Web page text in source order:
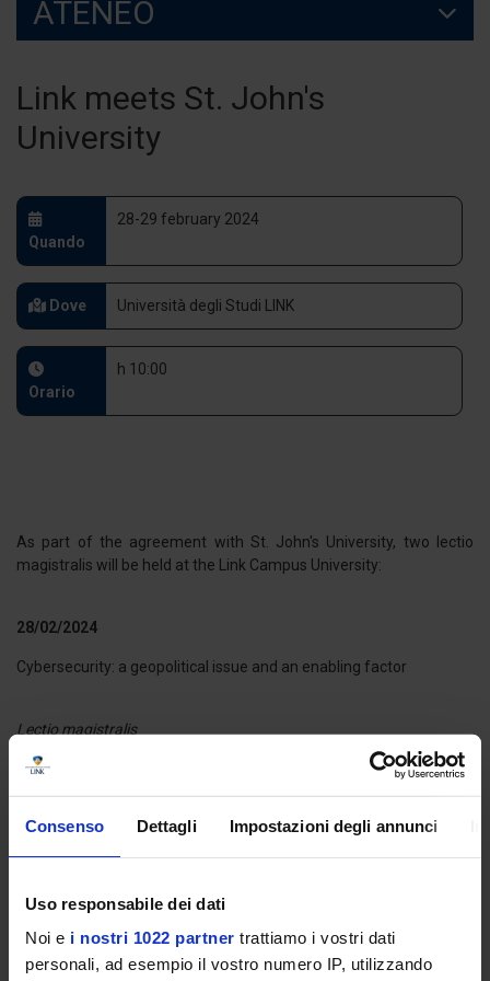
Consenso Dettagli Impostazioni degli annunci
Uso responsabile dei dati
Noi e i nostri 1022 partner trattiamo i vostri dati
personali, ad esempio il vostro numero IP, utilizzando
ATENEO
Link meets St. John's
University
Quando
28-29 february 2024
Dove Università degli Studi LINK
Orario
h 10:00
As part of the agreement with St. John's University, two lectio
magistralis will be held at the Link Campus University:
28/02/2024
Cybersecurity: a geopolitical issue and an enabling factor
Lectio magistralis
Gen. Paolo POLETTI
29/02/2024
Lectio magistralis